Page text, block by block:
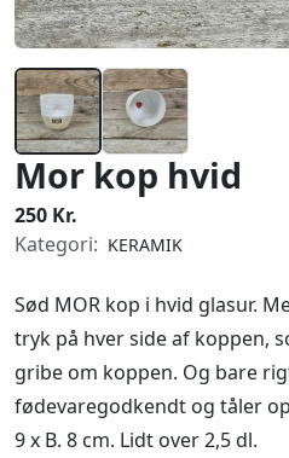
Mor kop hvid
250 Kr.
Kategori: KERAMIK
Sød MOR kop i hvid glasur.
tryk på hver side af koppen,
gribe om koppen. Og bare
fødevaregodkendt og tåler
9 x B. 8 cm. Lidt over 2,5 dl.